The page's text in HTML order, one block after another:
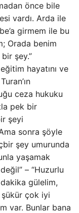
önce bile
vardı. Arda ile
girmem ile bu
Orada benim
şey.”
hayatını ve
ceza hukuku
pek bir
şeyi
sonra şöyle
şey umurunda
yaşamak
– “Huzurlu
gülelim,
şükür çok iyi
var. Bunlar bana